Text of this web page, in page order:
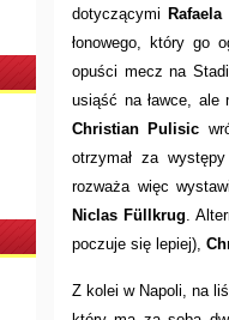
dotyczącymiRafaela
łonowego, który go
opuści mecz na
usiąść na ławce, ale
Christian Pulisic
otrzymał za
rozważa więc
Niclas Füllkrug .
poczuje się lepiej),
Z kolei w Napoli, na